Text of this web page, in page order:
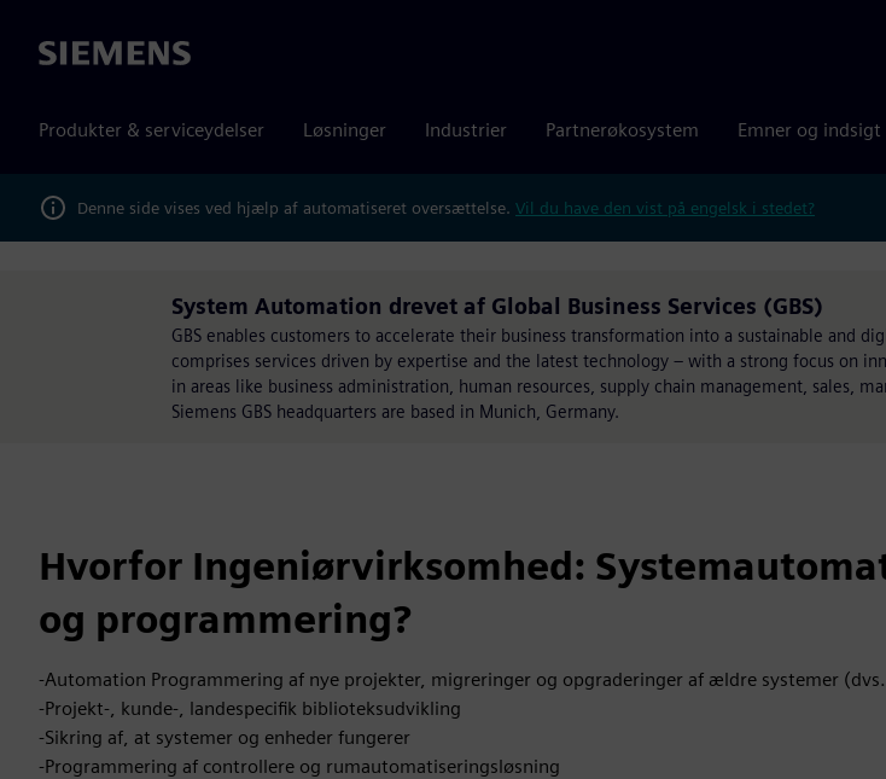
Siemens
Produkter & serviceydelser Løsninger Industrier Partnerøkosystem Emner og indsigt
Denne side vises ved hjælp af automatiseret oversættelse. Vil du have den vist på engelsk i stedet?
System Automation drevet af Global Business Services (GBS)
GBS enables customers to accelerate their business transformation into a sustainable and
comprises services driven by expertise and the latest technology – with a strong focus on
in areas like business administration, human resources, supply chain management, sales,
Siemens GBS headquarters are based in Munich, Germany.
Hvorfor Ingeniørvirksomhed:
og programmering?
-Automation Programmering af nye projekter, migreringer og opgraderinger af ældre systemer (dvs.
-Projekt-, kunde-, landespecifik biblioteksudvikling
-Sikring af, at systemer og enheder fungerer
-Programmering af controllere og rumautomatiseringsløsning